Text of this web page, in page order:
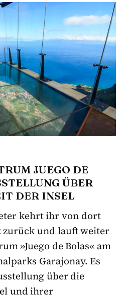
JUEGO DE
ÜBER
DER INSEL
kehrt ihr von dort
zurück und lauft weiter
»Juego de Bolas« am
Garajonay. Es
über die
und ihrer